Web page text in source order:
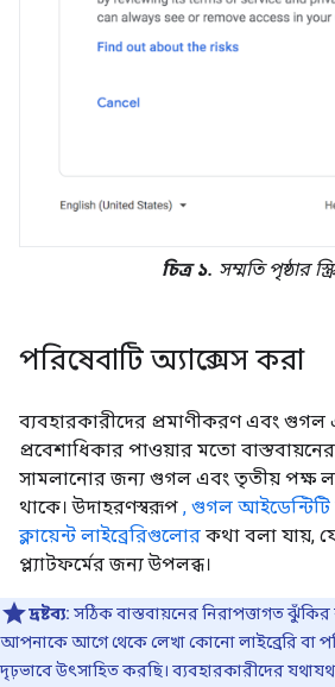
চিত্র ১. সম্মতি পৃষ্ঠার
পরিষেবাটি অ্যাক্সেস করা
ব্যবহারকারীদের প্রমাণীকরণ এবং
প্রবেশাধিকার পাওয়ার মতো
সামলানোর জন্য গুগল এবং তৃতীয় পক্ষ
থাকে। উদাহরণস্বরূপ , গুগল আইডেন্টিটি
ক্লায়েন্ট লাইব্রেরিগুলোর কথা বলা যায়,
প্ল্যাটফর্মের জন্য উপলব্ধ।
দ্রষ্টব্য: সঠিক বাস্তবায়নের নিরাপত্তাগত
আপনাকে আগে থেকে লেখা কোনো লাইব্রেরি বা
দৃঢ়ভাবে উৎসাহিত করছি। ব্যবহারকারীদের